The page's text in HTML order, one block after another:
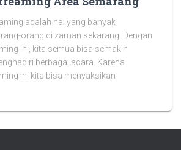
adalah hal yang banyak
orang di zaman sekarang. Dengan
ini, kita semua bisa semakin
berbagai acara. Karena
ini kita bisa menyaksikan